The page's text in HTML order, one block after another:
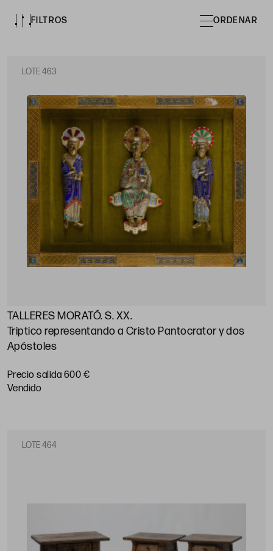
FILTROS ORDENAR
LOTE 463
TALLERES MORATÓ. S. XX.
Triptico representando a Cristo Pantocrator y dos
Apóstoles
Precio salida 600 €
vendido
LOTE 464